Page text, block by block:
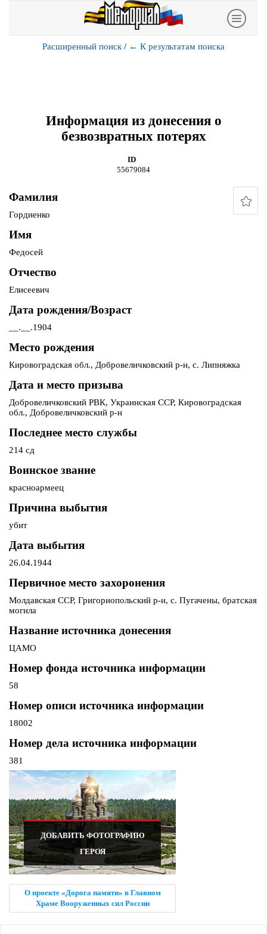
Расширенный поиск / ← К результатам поиска
Информация из донесения о
безвозвратных потерях
ID
55679084
Фамилия
Гордиенко
Имя
Федосей
Отчество
Елисеевич
Дата рождения/Возраст
__.__.1904
Место рождения
Кировоградская обл., Добровеличковский р-н, с. Липняжка
Дата и место призыва
Добровеличковский РВК, Украинская ССР, Кировоградская
обл., Добровеличковский р-н
Последнее место службы
214 сд
Воинское звание
красноармеец
Причина выбытия
убит
Дата выбытия
26.04.1944
Первичное место захоронения
Молдавская ССР, Григориопольский р-н, с. Пугачены, братская
могила
Название источника донесения
ЦАМО
Номер фонда источника информации
58
Номер описи источника информации
18002
Номер дела источника информации
381
ДОБАВИТЬ ФОТОГРАФИЮ
ГЕРОЯ
О проекте «Дорога памяти» в Главном
Храме Вооруженных сил России